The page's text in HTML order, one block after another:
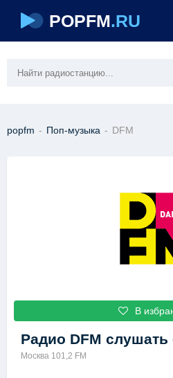
POPFM.RU
popfm - Поп-музыка - DFM
В
Радио DFM слушать
Москва 101,2 FM